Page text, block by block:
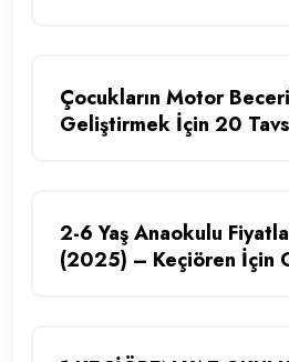
Çocukların Motor
Geliştirmek İçin 20
2-6 Yaş Anaokulu
(2025) – Keçiören İçin